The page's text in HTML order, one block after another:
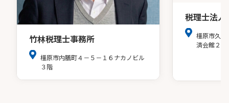
竹林税理士事務所
橿原市内膳町４－５－１６ナカノビル
３階
税理士法人
橿原市久米
済会館２階